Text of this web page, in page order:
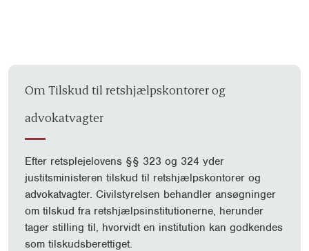
Om Tilskud til retshjælpskontorer og
advokatvagter
Efter retsplejelovens §§ 323 og 324 yder
justitsministeren tilskud til retshjælpskontorer og
advokatvagter. Civilstyrelsen behandler ansøgninger
om tilskud fra retshjælpsinstitutionerne, herunder
tager stilling til, hvorvidt en institution kan godkendes
som tilskudsberettiget.